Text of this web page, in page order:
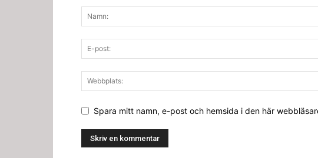
Spara mitt namn, e-post och hemsida i den här